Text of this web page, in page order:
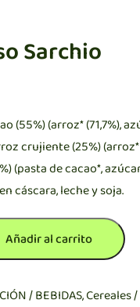
Sarchio
(55%) (arroz* (71,7%),
crujiente (25%)
(pasta de cacao*,
cáscara, leche y soja.
Añadir al carrito
/ BEBIDAS,Cereales